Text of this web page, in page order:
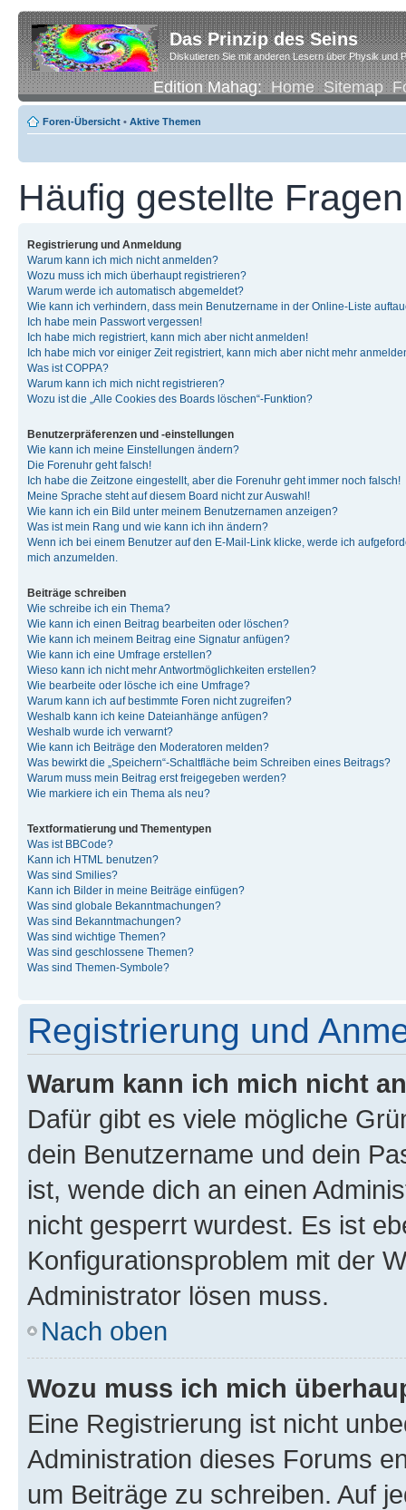
Das Prinzip des Seins
Diskutieren Sie mit anderen Lesern über Physik und
Edition Mahag:Home Sitemap
Foren-Übersicht • Aktive Themen
Häufig gestellte Fragen
Registrierung und Anmeldung
Warum kann ich mich nicht anmelden?
Wozu muss ich mich überhaupt registrieren?
Warum werde ich automatisch abgemeldet?
Wie kann ich verhindern, dass mein Benutzername in der Online-Liste
Ich habe mein Passwort vergessen!
Ich habe mich registriert, kann mich aber nicht anmelden!
Ich habe mich vor einiger Zeit registriert, kann mich aber nicht mehr
Was ist COPPA?
Warum kann ich mich nicht registrieren?
Wozu ist die „Alle Cookies des Boards löschen“-Funktion?
Benutzerpräferenzen und -einstellungen
Wie kann ich meine Einstellungen ändern?
Die Forenuhr geht falsch!
Ich habe die Zeitzone eingestellt, aber die Forenuhr geht immer noch falsch!
Meine Sprache steht auf diesem Board nicht zur Auswahl!
Wie kann ich ein Bild unter meinem Benutzernamen anzeigen?
Was ist mein Rang und wie kann ich ihn ändern?
Wenn ich bei einem Benutzer auf den E-Mail-Link klicke, werde ich
mich anzumelden.
Beiträge schreiben
Wie schreibe ich ein Thema?
Wie kann ich einen Beitrag bearbeiten oder löschen?
Wie kann ich meinem Beitrag eine Signatur anfügen?
Wie kann ich eine Umfrage erstellen?
Wieso kann ich nicht mehr Antwortmöglichkeiten erstellen?
Wie bearbeite oder lösche ich eine Umfrage?
Warum kann ich auf bestimmte Foren nicht zugreifen?
Weshalb kann ich keine Dateianhänge anfügen?
Weshalb wurde ich verwarnt?
Wie kann ich Beiträge den Moderatoren melden?
Was bewirkt die „Speichern“-Schaltfläche beim Schreiben eines Beitrags?
Warum muss mein Beitrag erst freigegeben werden?
Wie markiere ich ein Thema als neu?
Textformatierung und Thementypen
Was ist BBCode?
Kann ich HTML benutzen?
Was sind Smilies?
Kann ich Bilder in meine Beiträge einfügen?
Was sind globale Bekanntmachungen?
Was sind Bekanntmachungen?
Was sind wichtige Themen?
Was sind geschlossene Themen?
Was sind Themen-Symbole?
Registrierung und
Warum kann ich mich nicht
Dafür gibt es viele mögliche
dein Benutzername und dein
ist, wende dich an einen
nicht gesperrt wurdest. Es ist
Konfigurationsproblem mit der
Administrator lösen muss.
Nach oben
Wozu muss ich mich
Eine Registrierung ist nicht
Administration dieses Forums
um Beiträge zu schreiben. Auf